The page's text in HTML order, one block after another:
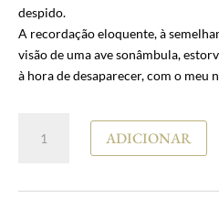
despido.
A recordação eloquente, à
visão de uma ave sonâmbula,
à hora de desaparecer, com o meu
ADICIONAR